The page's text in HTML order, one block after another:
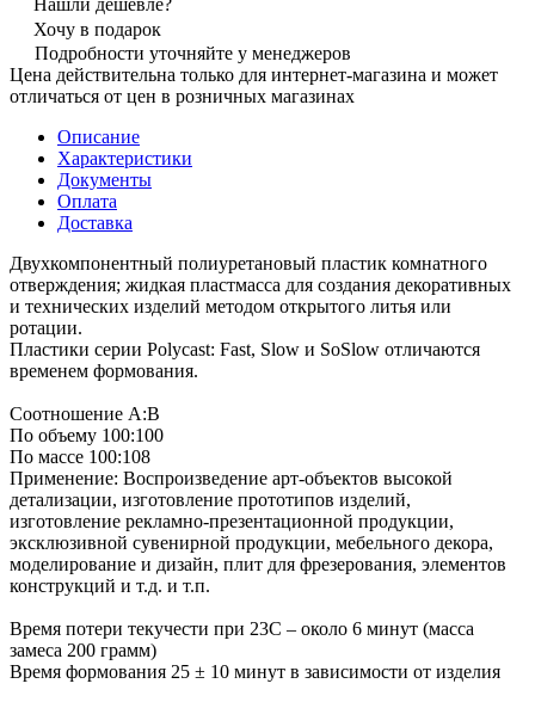
Хочу в подарок
Подробности уточняйте у менеджеров
Цена действительна только для интернет-магазина и может
отличаться от цен в розничных магазинах
Описание
Характеристики
Документы
Оплата
Доставка
Двухкомпонентный полиуретановый пластик комнатного
отверждения; жидкая пластмасса для создания декоративных
и технических изделий методом открытого литья или
ротации.
Пластики серии Polycast: Fast, Slow и SoSlow отличаются
временем формования.
Соотношение А:В
По объему 100:100
По массе 100:108
Применение: Воспроизведение арт-объектов высокой
детализации, изготовление прототипов изделий,
изготовление рекламно-презентационной продукции,
эксклюзивной сувенирной продукции, мебельного декора,
моделирование и дизайн, плит для фрезерования, элементов
конструкций и т.д. и т.п.
Время потери текучести при 23С – около 6 минут (масса
замеса 200 грамм)
Время формования 25 ± 10 минут в зависимости от изделия